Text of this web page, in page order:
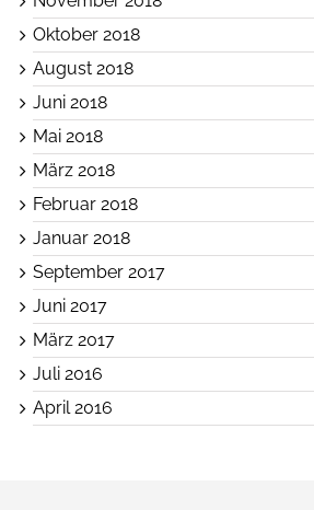
Oktober 2018
August 2018
Juni 2018
Mai 2018
März 2018
Februar 2018
Januar 2018
September 2017
Juni 2017
März 2017
Juli 2016
April 2016